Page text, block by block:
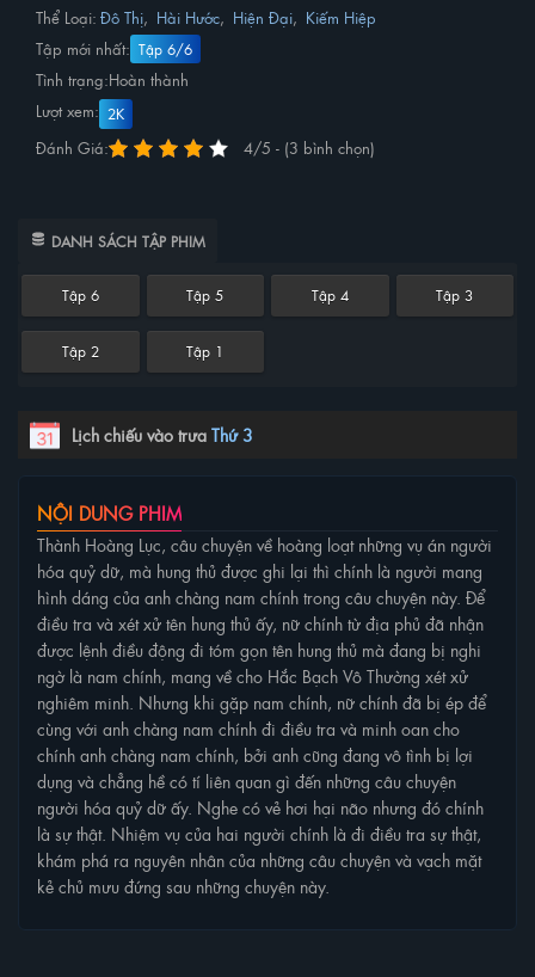
Thể Loại: Đô Thị, Hài Hước, Hiện Đại, Kiếm Hiệp
Tập mới nhất: Tập 6/6
Tình trạng:Hoàn thành
Lượt xem: 2K
Đánh Giá: 4/5 - (3 bình chọn)
DANH SÁCH TẬP PHIM
Tập 6 Tập 5 Tập 4 Tập 3
Tập 2 Tập 1
Lịch chiếu vào trưa Thứ 3
NỘI DUNG PHIM
Thành Hoàng Lục, câu chuyện về hoàng loạt những vụ án người
hóa quỷ dữ, mà hung thủ được ghi lại thì chính là người mang
hình dáng của anh chàng nam chính trong câu chuyện này. Để
điều tra và xét xử tên hung thủ ấy, nữ chính từ địa phủ đã nhận
được lệnh điều động đi tóm gọn tên hung thủ mà đang bị nghi
ngờ là nam chính, mang về cho Hắc Bạch Vô Thường xét xử
nghiêm minh. Nhưng khi gặp nam chính, nữ chính đã bị ép để
cùng với anh chàng nam chính đi điều tra và minh oan cho
chính anh chàng nam chính, bởi anh cũng đang vô tình bị lợi
dụng và chẳng hề có tí liên quan gì đến những câu chuyện
người hóa quỷ dữ ấy. Nghe có vẻ hơi hại não nhưng đó chính
là sự thật. Nhiệm vụ của hai người chính là đi điều tra sự thật,
khám phá ra nguyên nhân của những câu chuyện và vạch mặt
kẻ chủ mưu đứng sau những chuyện này.